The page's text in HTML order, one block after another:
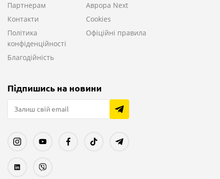
Партнерам
Аврора Next
Контакти
Cookies
Політика
конфіденційності
Офіційні правила
Благодійність
Підпишись на новини